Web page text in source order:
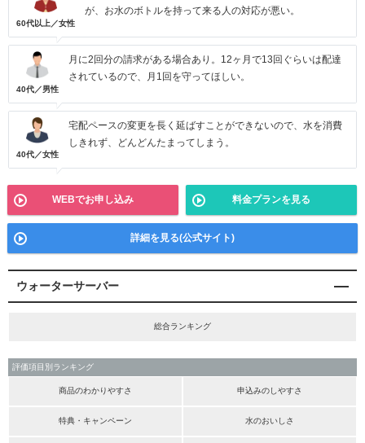
60代以上／女性
が、お水のボトルを持って来る人の対応が悪い。
40代／男性
月に2回分の請求がある場合あり。12ヶ月で13回ぐらいは配達
されているので、月1回を守ってほしい。
40代／女性
宅配ペースの変更を長く延ばすことができないので、水を消費
しきれず、どんどんたまってしまう。
WEBでお申し込み 料金プランを見る
詳細を見る(公式サイト)
ウォーターサーバー
総合ランキング
評価項目別ランキング
商品のわかりやすさ 申込みのしやすさ
特典・キャンペーン 水のおいしさ